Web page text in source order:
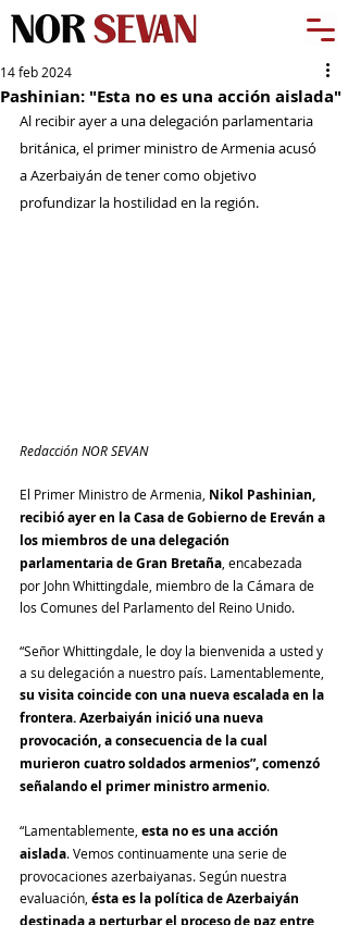
Pashinian: "Esta no es una acción aislada"
14 feb 2024
Al recibir ayer a una delegación parlamentaria
británica, el primer ministro de Armenia acusó
a Azerbaiyán de tener como objetivo
profundizar la hostilidad en la región.
Redacción NOR SEVAN
El Primer Ministro de Armenia, Nikol Pashinian,
recibió ayer en la Casa de Gobierno de Ereván a
los miembros de una delegación
parlamentaria de Gran Bretaña, encabezada
por John Whittingdale, miembro de la Cámara de
los Comunes del Parlamento del Reino Unido.
“Señor Whittingdale, le doy la bienvenida a usted y
a su delegación a nuestro país. Lamentablemente,
su visita coincide con una nueva escalada en la
frontera. Azerbaiyán inició una nueva
provocación, a consecuencia de la cual
murieron cuatro soldados armenios”, comenzó
señalando el primer ministro armenio.
“Lamentablemente, esta no es una acción
aislada. Vemos continuamente una serie de
provocaciones azerbaiyanas. Según nuestra
evaluación, ésta es la política de Azerbaiyán